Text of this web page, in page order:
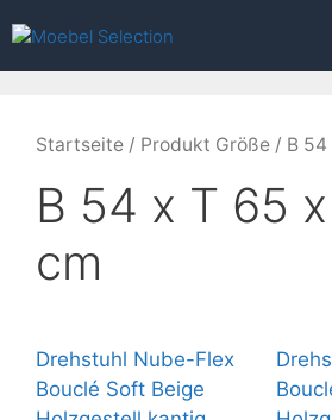
Inhalt
springen
Startseite / Produkt Größe / B
B 54 x T 65
cm
Drehstuhl Nube-Flex
Bouclé Soft Beige